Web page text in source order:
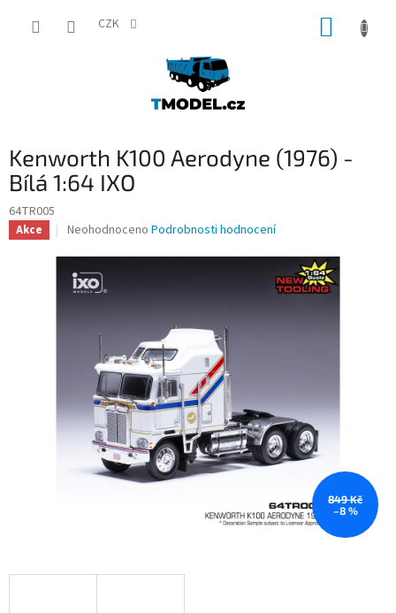
CZK
Kenworth K100 Aerodyne (1976) -
Bílá 1:64 IXO
64TR005
Akce
Průměrné
produktu
je
0,0
Neohodnoceno Podrobnosti hodnocení
849 Kč
–8 %